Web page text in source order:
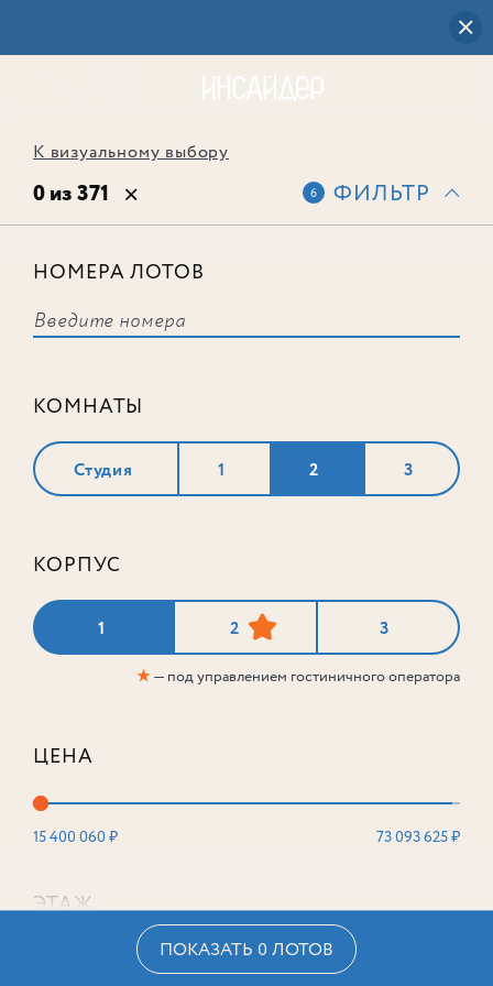
К визуальному выбору
0 из 371 6 ФИЛЬТР
НОМЕРА ЛОТОВ
КОМНАТЫ
Студия 1 2 3
КОРПУС
1 2 3
★— под управлением гостиничного оператора
ЦЕНА
15 400 060 ₽ 73 093 625 ₽
ЭТАЖ
ПОКАЗАТЬ 0 ЛОТОВ
соответствует ни одного лота